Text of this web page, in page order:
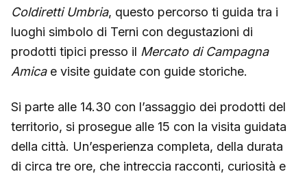
Coldiretti Umbria, questo percorso ti guida tra i
luoghi simbolo di Terni con degustazioni di
prodotti tipici presso il Mercato di Campagna
Amicae visite guidate con guide storiche.
Si parte alle 14.30 con l’assaggio dei prodotti del
territorio, si prosegue alle 15 con la visita guidata
della città. Un’esperienza completa, della durata
di circa tre ore, che intreccia racconti, curiosità e